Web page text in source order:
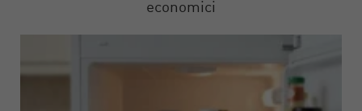
economici